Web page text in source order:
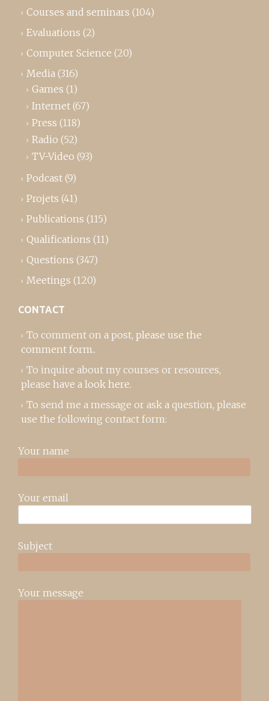
Courses and seminars (104)
Evaluations (2)
Computer Science (20)
Media (316)
Games (1)
Internet (67)
Press (118)
Radio (52)
TV-Video (93)
Podcast (9)
Projets (41)
Publications (115)
Qualifications (11)
Questions (347)
Meetings (120)
CONTACT
To comment on a post, please use the
comment form..
To inquire about my courses or resources,
please have a look here.
To send me a message or ask a question, please
use the following contact form:
Your name
Your email
Subject
Your message